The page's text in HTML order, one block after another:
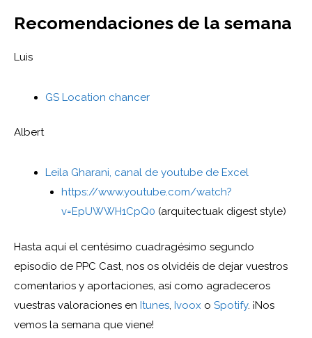
Recomendaciones de la semana
Luis
GS Location chancer
Albert
Leila Gharani, canal de youtube de Excel
https://www.youtube.com/watch?
v=EpUWWH1CpQ0 (arquitectuak digest style)
Hasta aquí el centésimo cuadragésimo segundo
episodio de PPC Cast, nos os olvidéis de dejar vuestros
comentarios y aportaciones, así como agradeceros
vuestras valoraciones en Itunes, Ivoox o Spotify. ¡Nos
vemos la semana que viene!